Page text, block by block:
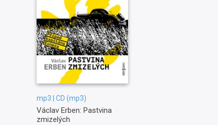
mp3 | CD (mp3)
Václav Erben: Pastvina
zmizelých